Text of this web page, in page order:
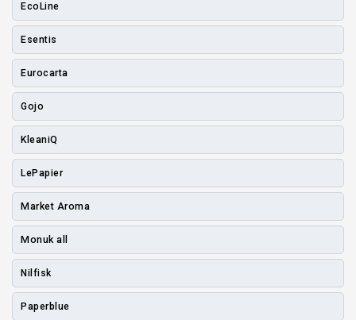
EcoLine
Esentis
Eurocarta
Gojo
KleaniQ
LePapier
Market Aroma
Monuk all
Nilfisk
Paperblue